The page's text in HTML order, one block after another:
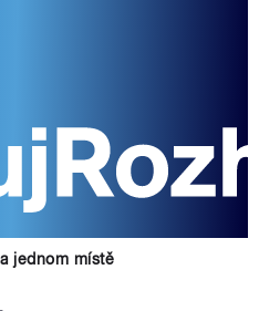
jednom místě